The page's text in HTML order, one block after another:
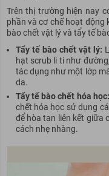
Trên thị trường hiện nay
phần và cơ chế hoạt động
bào chết vật lý và tẩy tế
Tẩy tế bào chết vật lý:
hạt scrub li ti như
tác dụng như một lớp
da.
Tẩy tế bào chết hóa học:
chết hóa học sử dụng
để hòa tan liên kết giữa
cách nhẹ nhàng.